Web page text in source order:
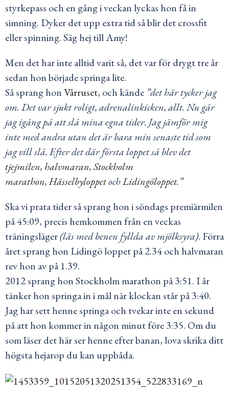
styrkepass och en gång i veckan lyckas hon få in
simning. Dyker det upp extra tid så blir det crossfit
eller spinning. Säg hej till Amy!
Men det har inte alltid varit så, det var för drygt tre år
sedan hon började springa lite.
Så sprang honVårruset, och kände ”det här tycker jag
om. Det var sjukt roligt, adrenalinkicken, allt. Nu går
jag igång på att slå mina egna tider. Jag jämför mig
inte med andra utan det är bara min senaste tid som
jag vill slå. Efter det där första loppet så blev det
tjejmilen,halvmaran,Stockholm
marathon,HässelbyloppetochLidingöloppet.”
Ska vi prata tider så sprang hon i söndags premiärmilen
på 45:09, precis hemkommen från en veckas
träningsläger(läs med benen fyllda av mjölksyra). Förra
året sprang hon Lidingö loppet på 2.34 och halvmaran
rev hon av på 1.39.
2012 sprang hon Stockholm marathon på 3:51. I år
tänker hon springa in i mål när klockan står på 3:40.
Jag har sett henne springa och tvekar inte en sekund
på att hon kommer in någon minut före 3:35. Om du
som läser det här ser henne efter banan, lova skrika ditt
högsta hejarop du kan uppbåda.